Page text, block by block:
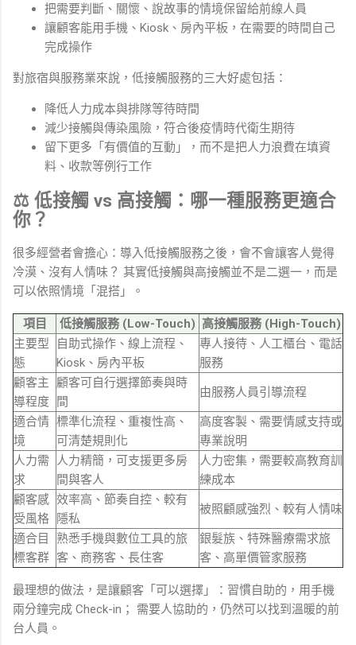
把需要判斷、關懷、說故事的情境保留給前線人員
讓顧客能用手機、Kiosk、房內平板，在需要的時間自己
完成操作
對旅宿與服務業來說，低接觸服務的三大好處包括：
降低人力成本與排隊等待時間
減少接觸與傳染風險，符合後疫情時代衛生期待
留下更多「有價值的互動」，而不是把人力浪費在填資
料、收款等例行工作
⚖️ 低接觸 vs 高接觸：哪一種服務更適合
你？
很多經營者會擔心：導入低接觸服務之後，會不會讓客人覺得
冷漠、沒有人情味？ 其實低接觸與高接觸並不是二選一，而是
可以依照情境「混搭」。
項目 低接觸服務 (Low-Touch) 高接觸服務 (High-Touch)
主要型
態
自助式操作、線上流程、
Kiosk、房內平板
專人接待、人工櫃台、電話
服務
顧客主
導程度
顧客可自行選擇節奏與時
間
由服務人員引導流程
適合情
境
標準化流程、重複性高、
可清楚規則化
高度客製、需要情感支持或
專業說明
人力需
求
人力精簡，可支援更多房
間與客人
人力密集，需要較高教育訓
練成本
顧客感
受風格
效率高、節奏自控、較有
隱私
被照顧感強烈、較有人情味
適合目
標客群
熟悉手機與數位工具的旅
客、商務客、長住客
銀髮族、特殊醫療需求旅
客、高單價管家服務
最理想的做法，是讓顧客「可以選擇」：習慣自助的，用手機
兩分鐘完成 Check-in； 需要人協助的，仍然可以找到溫暖的前
台人員。